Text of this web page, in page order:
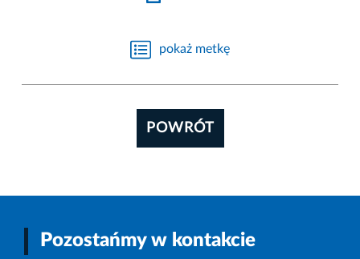
pokaż metkę
POWRÓT
Pozostańmy w kontakcie